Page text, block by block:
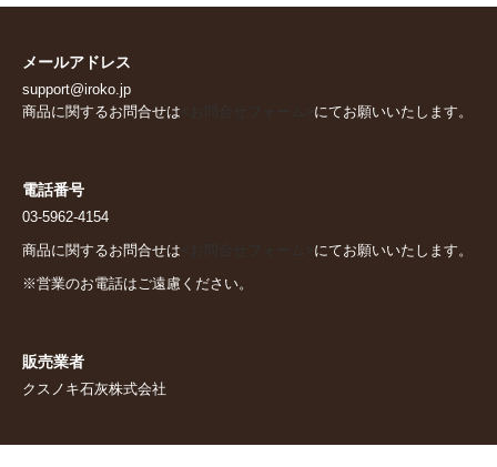
メールアドレス
support@iroko.jp
商品に関するお問合せは
にてお願いいたします。
電話番号
03-5962-4154
商品に関するお問合せは にてお願いいたします。
※営業のお電話はご遠慮ください。
販売業者
クスノキ石灰株式会社